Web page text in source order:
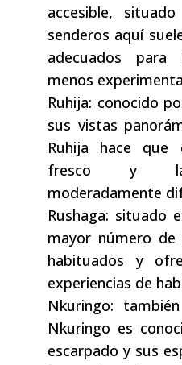
accesible,
senderos aquí
adecuados para
menos
Ruhija: conocido
sus vistas
Ruhija hace
fresco y las
moderadamente
Rushaga: situado
mayor número
habituados y
experiencias de
Nkuringo:
Nkuringo es
escarpado y sus